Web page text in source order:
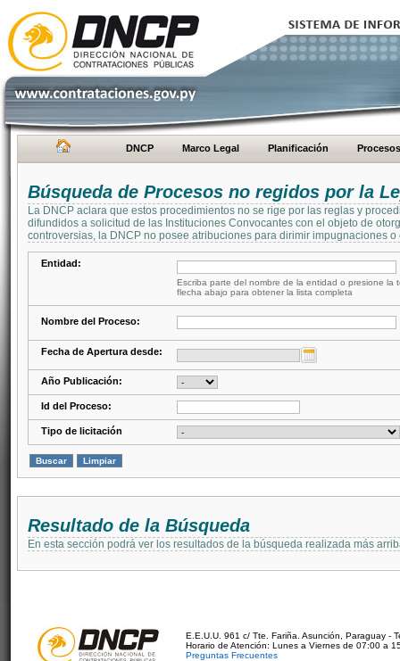
DNCP Marco Legal Planificación Procesos
Búsqueda de Procesos no regidos por la
La DNCP aclara que estos procedimientos no se rige por las reglas y
difundidos a solicitud de las Instituciones Convocantes con el objeto de
controversias, la DNCP no posee atribuciones para dirimir impugnaciones
Entidad:
Escriba parte del nombre de la entidad o presione la
flecha abajo para obtener la lista completa
Nombre del Proceso:
Fecha de Apertura desde:
Año Publicación:
Id del Proceso:
Tipo de licitación
Resultado de la Búsqueda
En esta sección podrá ver los resultados de la búsqueda realizada más
E.E.U.U. 961 c/ Tte. Fariña. Asunción, Paraguay -
Horario de Atención: Lunes a Viernes de 07:00 a
Preguntas Frecuentes